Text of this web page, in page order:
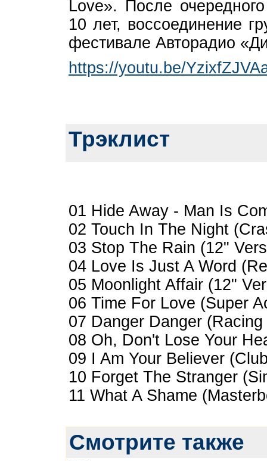
Love». После
10 лет, воссоединение
фестивале Авторадио
https://youtu.be/
Трэклист
01 Hide Away - Man Is
02 Touch In The Night
03 Stop The Rain (12"
04 Love Is Just A Word
05 Moonlight Affair (12"
06 Time For Love (Super
07 Danger Danger
08 Oh, Don't Lose Your
09 I Am Your Believer
10 Forget The Stranger
11 What A Shame
Смотрите также